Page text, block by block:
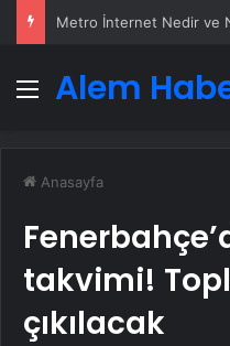
Metro İnternet Nedir ve
MenüAlem
Anasayfa
takvimi!
çıkılacak